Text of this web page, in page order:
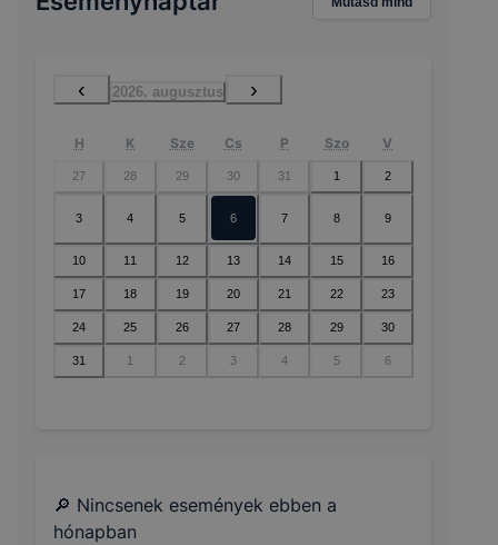
‹ 2026. augusztus ›
H K Sze Cs P Szo V
27 28 29 30 31 1 2
3 4 5 6 7 8 9
10 11 12 13 14 15 16
17 18 19 20 21 22 23
24 25 26 27 28 29 30
31 1 2 3 4 5 6
🔎 Nincsenek események ebben a
hónapban